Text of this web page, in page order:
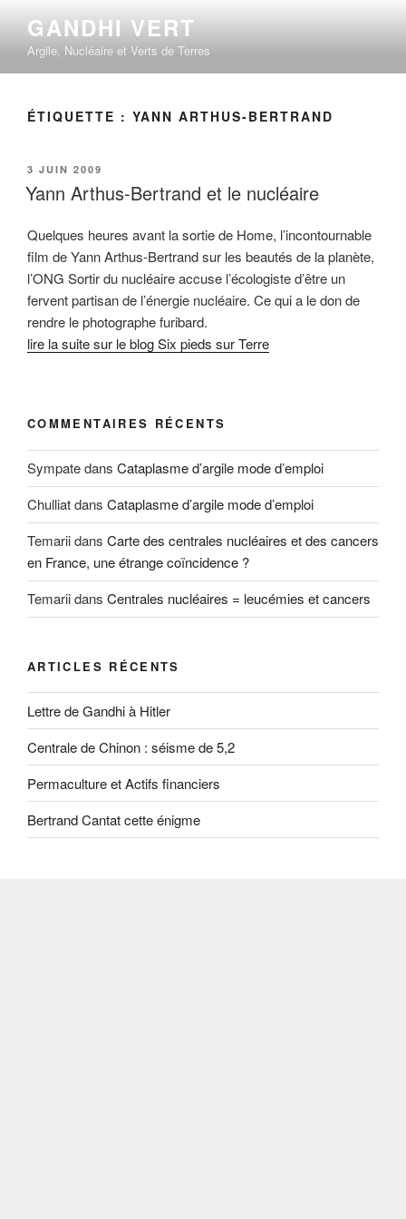
contenu
principal
GANDHI VERT
Argile, Nucléaire et Verts de Terres
ÉTIQUETTE : YANN ARTHUS-BERTRAND
PUBLIÉ
LE
3 JUIN 2009
Yann Arthus-Bertrand et le nucléaire
Quelques heures avant la sortie de Home, l’incontournable
film de Yann Arthus-Bertrand sur les beautés de la planète,
l’ONG Sortir du nucléaire accuse l’écologiste d’être un
fervent partisan de l’énergie nucléaire. Ce qui a le don de
rendre le photographe furibard.
lire la suite sur le blog Six pieds sur Terre
COMMENTAIRES RÉCENTS
Sympatedans Cataplasme d’argile mode d’emploi
Chulliatdans Cataplasme d’argile mode d’emploi
Temariidans Carte des centrales nucléaires et des cancers
en France, une étrange coïncidence ?
Temariidans Centrales nucléaires = leucémies et cancers
ARTICLES RÉCENTS
Lettre de Gandhi à Hitler
Centrale de Chinon : séisme de 5,2
Permaculture et Actifs financiers
Bertrand Cantat cette énigme